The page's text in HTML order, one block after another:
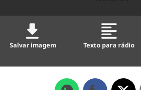
Salvar imagem Texto para rádio